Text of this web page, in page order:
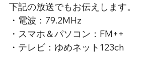
下記の放送でもお伝えします。
・電波：79.2MHz
・スマホ＆パソコン：FM++
・テレビ：ゆめネット123ch